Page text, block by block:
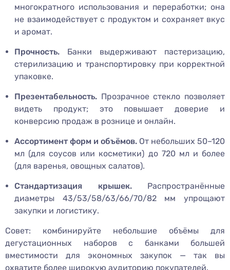
многократного использования и переработки; она
не взаимодействует с продуктом и сохраняет вкус
и аромат.
Прочность. Банки выдерживают пастеризацию,
стерилизацию и транспортировку при корректной
упаковке.
Презентабельность. Прозрачное стекло позволяет
видеть продукт; это повышает доверие и
конверсию продаж в рознице и онлайн.
Ассортимент форм и объёмов. От небольших 50–120
мл (для соусов или косметики) до 720 мл и более
(для варенья, овощных салатов).
Стандартизация крышек.Распространённые
диаметры 43/53/58/63/66/70/82 мм упрощают
закупки и логистику.
Совет: комбинируйте небольшие объёмы для
дегустационных наборов с банками большей
вместимости для экономных закупок — так вы
охватите более широкую аудиторию покупателей.